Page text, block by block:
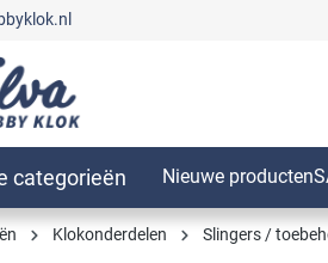
de hoofdnavigatie
categorieën Nieuwe producten
Klokonderdelen Slingers /